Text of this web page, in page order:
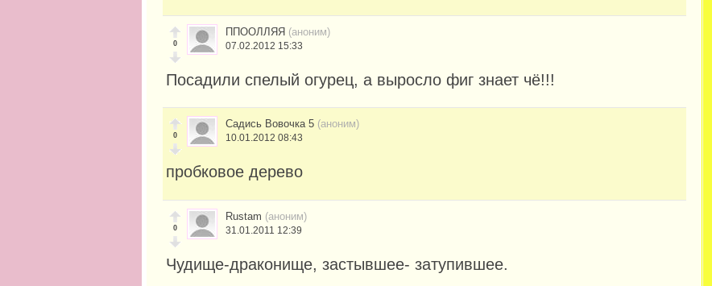
0
ППООЛЛЯЯ (аноним)
07.02.2012 15:33
Посадили спелый огурец, а выросло фиг знает чё!!!
0
Садись Вовочка 5 (аноним)
10.01.2012 08:43
пробковое дерево
0
Rustam (аноним)
31.01.2011 12:39
Чудище-драконище, застывшее- затупившее.